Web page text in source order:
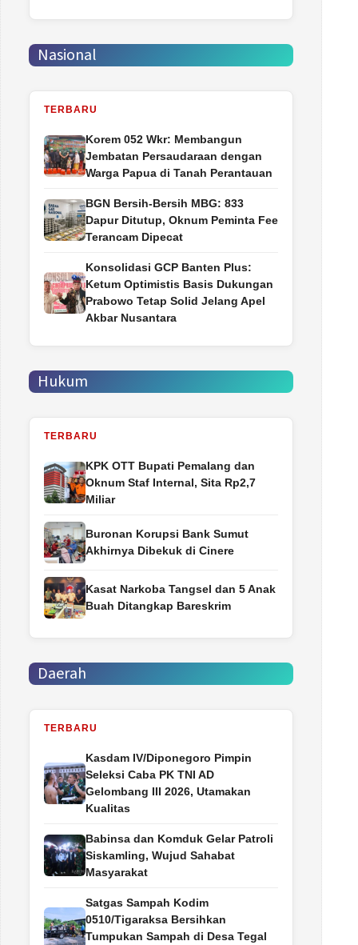
Nasional
TERBARU
Korem 052 Wkr: Membangun
Jembatan Persaudaraan dengan
Warga Papua di Tanah Perantauan
BGN Bersih-Bersih MBG: 833
Dapur Ditutup, Oknum Peminta Fee
Terancam Dipecat
Konsolidasi GCP Banten Plus:
Ketum Optimistis Basis Dukungan
Prabowo Tetap Solid Jelang Apel
Akbar Nusantara
Hukum
TERBARU
‎KPK OTT Bupati Pemalang dan
Oknum Staf Internal, Sita Rp2,7
Miliar
Buronan Korupsi Bank Sumut
Akhirnya Dibekuk di Cinere
Kasat Narkoba Tangsel dan 5 Anak
Buah Ditangkap Bareskrim
Daerah
TERBARU
Kasdam IV/Diponegoro Pimpin
Seleksi Caba PK TNI AD
Gelombang III 2026, Utamakan
Kualitas
Babinsa dan Komduk Gelar Patroli
Siskamling, Wujud Sahabat
Masyarakat
Satgas Sampah Kodim
0510/Tigaraksa Bersihkan
Tumpukan Sampah di Desa Tegal